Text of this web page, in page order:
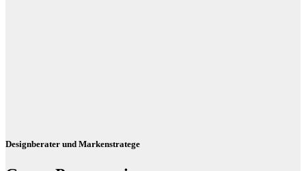
Designberater und Markenstratege